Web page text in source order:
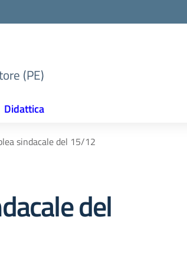
(PE)
Didattica
sindacale del 15/12
del